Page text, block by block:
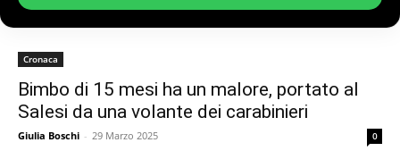
Cronaca
Bimbo di 15 mesi ha un malore, portato al
Salesi da una volante dei carabinieri
Giulia Boschi - 29 Marzo 2025 0